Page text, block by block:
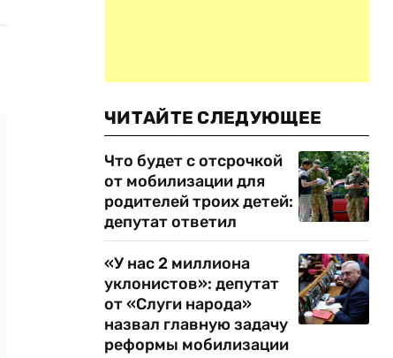
ЧИТАЙТЕ СЛЕДУЮЩЕЕ
Что будет с отсрочкой
от мобилизации для
родителей троих детей:
депутат ответил
«У нас 2 миллиона
уклонистов»: депутат
от «Слуги народа»
назвал главную задачу
реформы мобилизации